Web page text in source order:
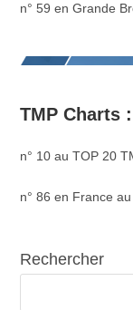
n° 59 en Grande
TMP Charts :
n° 10 au TOP 20
n° 86 en France
Rechercher